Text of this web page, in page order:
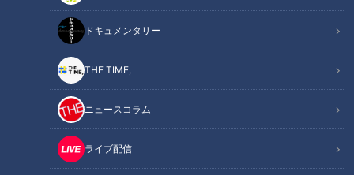
ドキュメンタリー
THE TIME,
ニュースコラム
ライブ配信